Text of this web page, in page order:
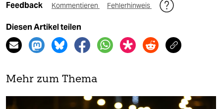
Feedback Kommentieren Fehlerhinweis
Diesen Artikel teilen
Mehr zum Thema